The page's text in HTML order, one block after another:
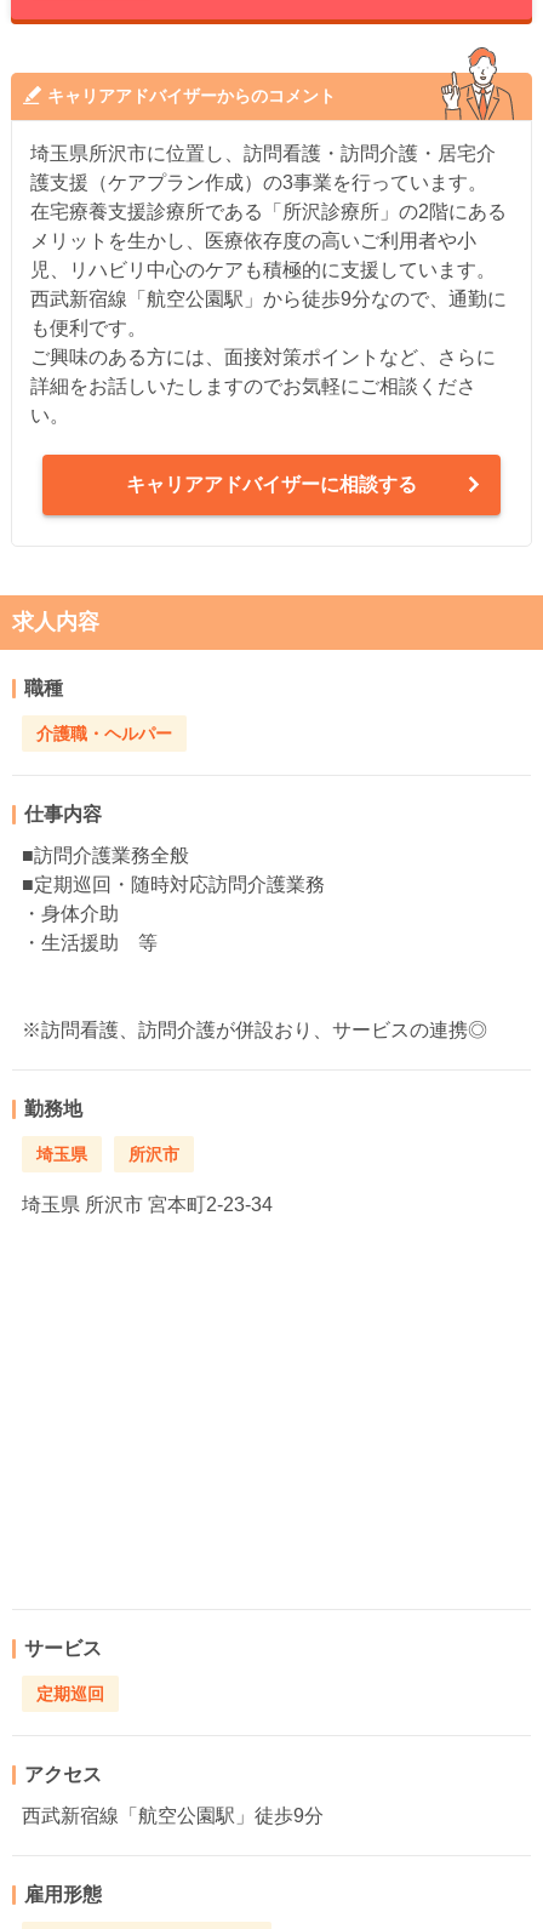
キャリアアドバイザーからのコメント
埼玉県所沢市に位置し、訪問看護・訪問介護・居宅介
護支援（ケアプラン作成）の3事業を行っています。
在宅療養支援診療所である「所沢診療所」の2階にある
メリットを生かし、医療依存度の高いご利用者や小
児、リハビリ中心のケアも積極的に支援しています。
西武新宿線「航空公園駅」から徒歩9分なので、通勤に
も便利です。
ご興味のある方には、面接対策ポイントなど、さらに
詳細をお話しいたしますのでお気軽にご相談くださ
い。
キャリアアドバイザーに相談する
求人内容
職種
介護職・ヘルパー
仕事内容
■訪問介護業務全般
■定期巡回・随時対応訪問介護業務
・身体介助
・生活援助 等
※訪問看護、訪問介護が併設おり、サービスの連携◎
勤務地
埼玉県 所沢市
埼玉県 所沢市 宮本町2-23-34
サービス
定期巡回
アクセス
西武新宿線「航空公園駅」徒歩9分
雇用形態